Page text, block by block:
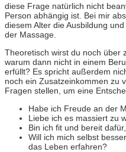
diese Frage natürlich nicht
Person abhängig ist. Bei mir
diesem Alter die Ausbildung
der Massage.
Theoretisch wirst du noch über
warum dann nicht in einem
erfüllt? Es spricht außerdem
noch ein Zusatzeinkommen zu
Fragen stellen, um eine
Habe ich Freude an der
Liebe ich es massiert zu
Bin ich fit und bereit
Will ich mich selbst
das Leben erfahren?